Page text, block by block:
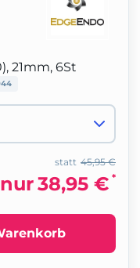
21mm, 6St
45,95 €
statt
nur38,95 € *